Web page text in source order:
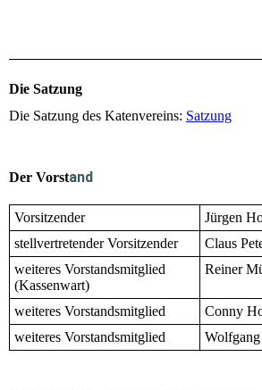
Die Satzung
Die Satzung des Katenvereins: Satzung
Der Vorstand
Vorsitzender
Jürgen
stellvertretender Vorsitzender
Claus
weiteres Vorstandsmitglied
(Kassenwart)
Reiner
weiteres Vorstandsmitglied
Conny
weiteres Vorstandsmitglied